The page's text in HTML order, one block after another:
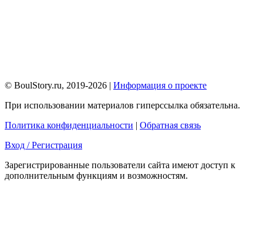
© BoulStory.ru, 2019-2026 | Информация о проекте
При использовании материалов гиперссылка обязательна.
Политика конфиденциальности | Обратная связь
Вход / Регистрация
Зарегистрированные пользователи сайта имеют доступ к
дополнительным функциям и возможностям.